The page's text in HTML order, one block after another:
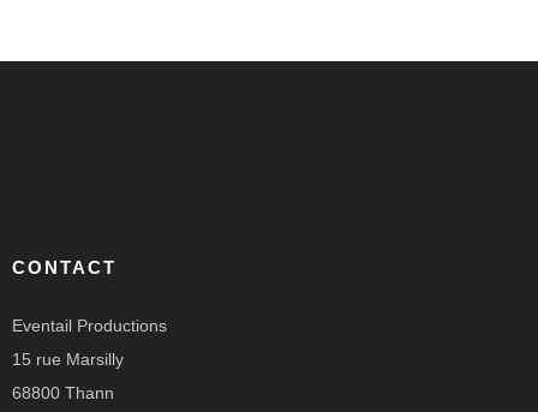
CONTACT
Eventail Productions
15 rue Marsilly
68800 Thann